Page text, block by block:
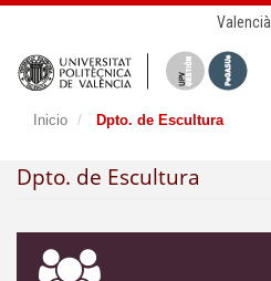
Valencià
Inicio Dpto. de Escultura
Dpto. de Escultura